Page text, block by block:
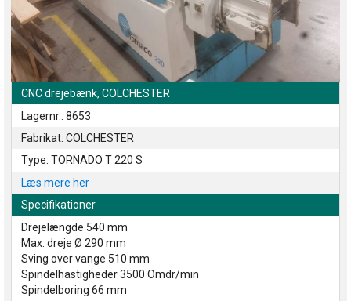
CNC drejebænk, COLCHESTER
Lagernr.: 8653
Fabrikat: COLCHESTER
Type: TORNADO T 220 S
Læs mere her
Specifikationer
Drejelængde 540 mm
Max. dreje Ø 290 mm
Sving over vange 510 mm
Spindelhastigheder 3500 Omdr/min
Spindelboring 66 mm